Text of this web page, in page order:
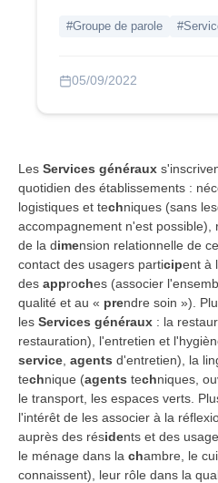
#Groupe de parole
05/09/2022
Les Services généraux
quotidien des établissements :
logistiques et techniques (sans
accompagnement n'est possible),
de la dimension relationnelle de
contact des usagers participent à
des approches (associer
qualité et au « prendre soin »).
les Services généraux : la
restauration), l'entretien et
service agents d'entretien), la
technique (agents techniques,
le transport, les espaces verts.
l'intérêt de les associer à la
auprès des résidents et des
le ménage dans la chambre, le
connaissent), leur rôle dans la